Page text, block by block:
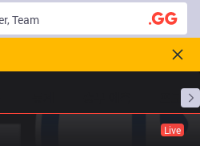
프로빌
Live